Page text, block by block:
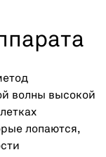
волны высокой
лопаются,